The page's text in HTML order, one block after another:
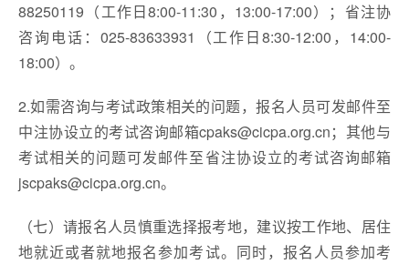
88250119（工作日8:00-11:30，13:00-17:00）；省注协
咨询电话：025-83633931（工作日8:30-12:00，14:00-
18:00）。
2.如需咨询与考试政策相关的问题，报名人员可发邮件至
中注协设立的考试咨询邮箱cpaks@cicpa.org.cn；其他与
考试相关的问题可发邮件至省注协设立的考试咨询邮箱
jscpaks@cicpa.org.cn。
（七）请报名人员慎重选择报考地，建议按工作地、居住
地就近或者就地报名参加考试。同时，报名人员参加考